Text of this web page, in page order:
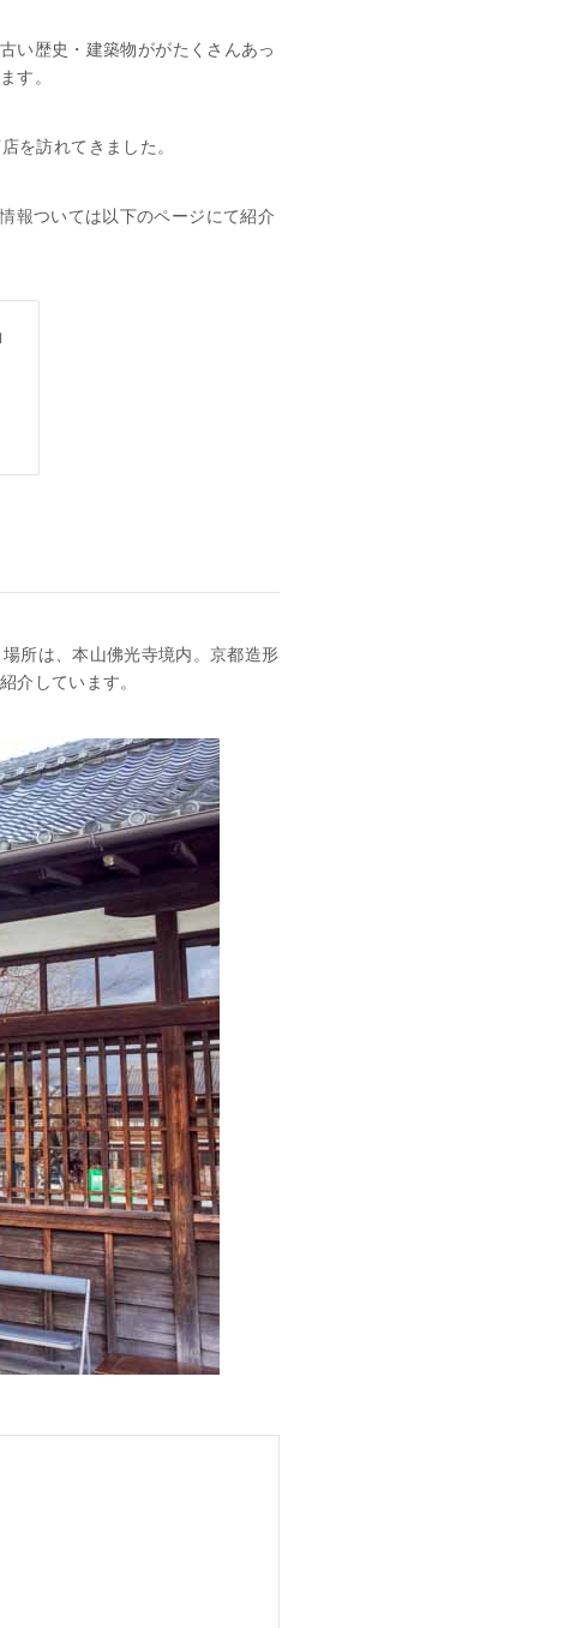
い歴史・建築物ががたくさんあっ
す。
を訪れてきました。
報ついては以下のページにて紹介
所は、本山佛光寺境内。京都造形
介しています。